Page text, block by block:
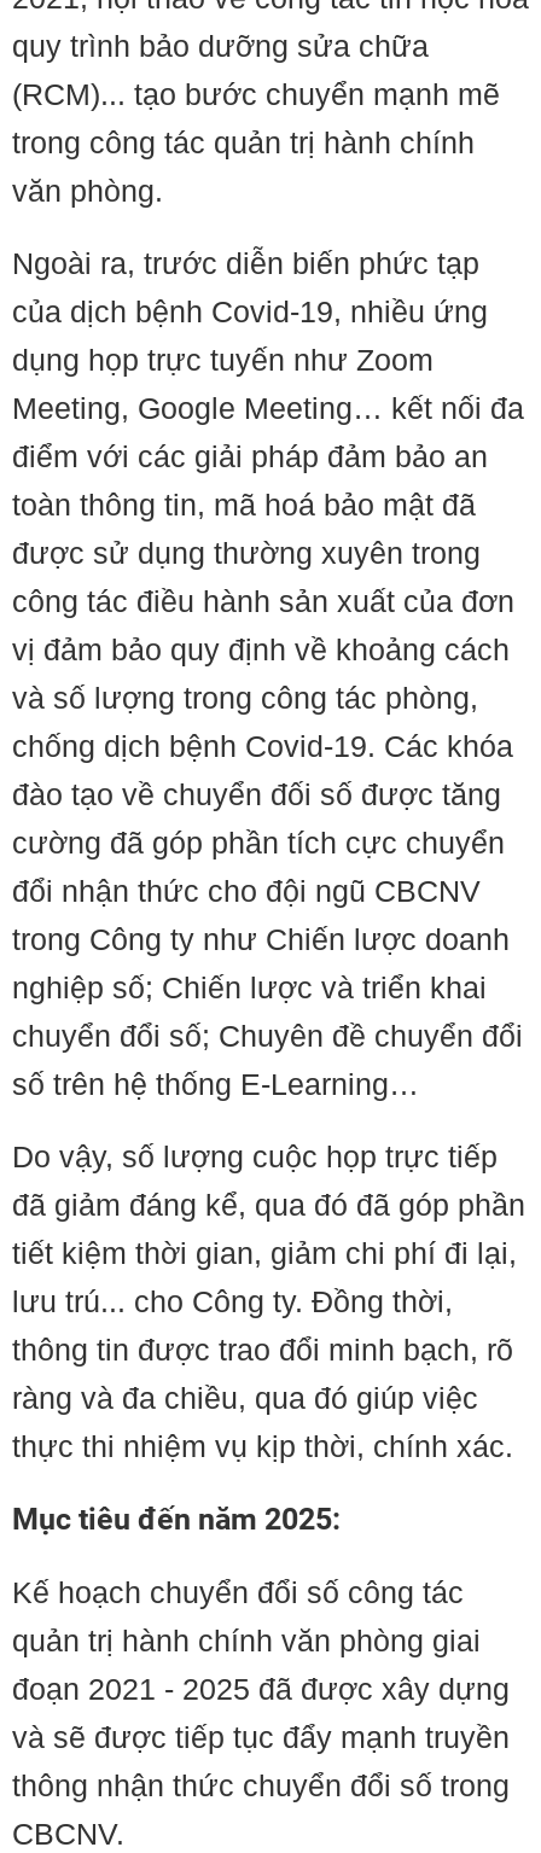
quy trình bảo dưỡng sửa chữa
(RCM)... tạo bước chuyển mạnh mẽ
trong công tác quản trị hành chính
văn phòng.
Ngoài ra, trước diễn biến phức tạp
của dịch bệnh Covid-19, nhiều ứng
dụng họp trực tuyến như Zoom
Meeting, Google Meeting… kết nối đa
điểm với các giải pháp đảm bảo an
toàn thông tin, mã hoá bảo mật đã
được sử dụng thường xuyên trong
công tác điều hành sản xuất của đơn
vị đảm bảo quy định về khoảng cách
và số lượng trong công tác phòng,
chống dịch bệnh Covid-19. Các khóa
đào tạo về chuyển đối số được tăng
cường đã góp phần tích cực chuyển
đổi nhận thức cho đội ngũ CBCNV
trong Công ty như Chiến lược doanh
nghiệp số; Chiến lược và triển khai
chuyển đổi số; Chuyên đề chuyển đổi
số trên hệ thống E-Learning…
Do vậy, số lượng cuộc họp trực tiếp
đã giảm đáng kể, qua đó đã góp phần
tiết kiệm thời gian, giảm chi phí đi lại,
lưu trú... cho Công ty. Đồng thời,
thông tin được trao đổi minh bạch, rõ
ràng và đa chiều, qua đó giúp việc
thực thi nhiệm vụ kịp thời, chính xác.
Mục tiêu đến năm 2025:
Kế hoạch chuyển đổi số công tác
quản trị hành chính văn phòng giai
đoạn 2021 - 2025 đã được xây dựng
và sẽ được tiếp tục đẩy mạnh truyền
thông nhận thức chuyển đổi số trong
CBCNV.